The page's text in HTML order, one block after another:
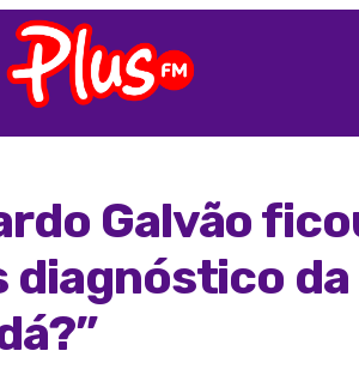
Galvão
diagnóstico da